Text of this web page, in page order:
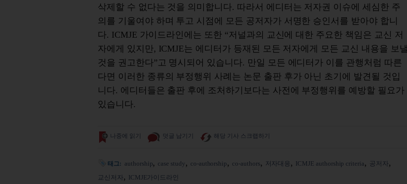
삭제할 수 없다는 것을 의미합니다. 따라서 에디터는 저자권 이슈에 세심한 주
의를 기울여야 하며 투고 시점에 모든 공저자가 서명한 승인서를 받아야 합니
다. ICMJE 가이드라인에는 또한 “저널과의 교신에 대한 주요한 책임은 교신 저
자에게 있지만, ICMJE는 에디터가 등재된 모든 저자에게 모든 교신 내용을 보낼
것을 권고한다”고 명시되어 있습니다. 만일 모든 에디터가 이를 관행처럼 따른
다면 이러한 종류의 부정행위 사례는 논문 출판 후가 아닌 초기에 발견될 것입
니다. 에디터들은 출판 후에 조처하기보다는 사전에 부정행위를 예방할 필요가
있습니다.
나중에 읽기 덧글 남기기 해당 기사 스크랩하기
태그: authorship case study co-authorship co-authors 저자대응 ICMJE authorship criteria
공저자
교신저자
ICMJE가이드라인